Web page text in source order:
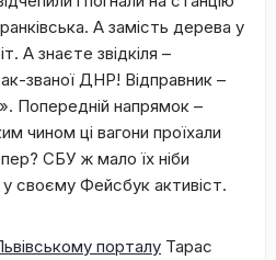
А замість дерева у
А знаєте звідкіля –
званої ‪‎ДНР! Відправник –
Попередній напрямок –
чином ці вагони проїхали
‪СБУ ж мало їх ніби
своєму Фейсбук активіст.
порталу Тарас